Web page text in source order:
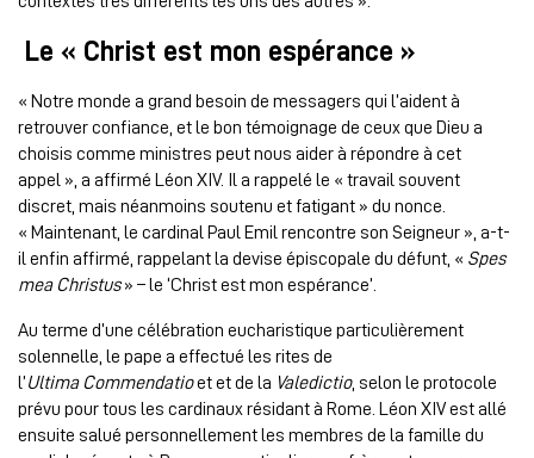
Le « Christ est mon espérance »
« Notre monde a grand besoin de messagers qui l’aident à
retrouver confiance, et le bon témoignage de ceux que Dieu a
choisis comme ministres peut nous aider à répondre à cet
appel », a affirmé Léon XIV. Il a rappelé le « travail souvent
discret, mais néanmoins soutenu et fatigant » du nonce.
« Maintenant, le cardinal Paul Emil rencontre son Seigneur », a-t-
il enfin affirmé, rappelant la devise épiscopale du défunt, « Spes
mea Christus» – le ‘Christ est mon espérance’.
Au terme d’une célébration eucharistique particulièrement
solennelle, le pape a effectué les rites de
l’Ultima Commendatioet et de la Valedictio, selon le protocole
prévu pour tous les cardinaux résidant à Rome. Léon XIV est allé
ensuite salué personnellement les membres de la famille du